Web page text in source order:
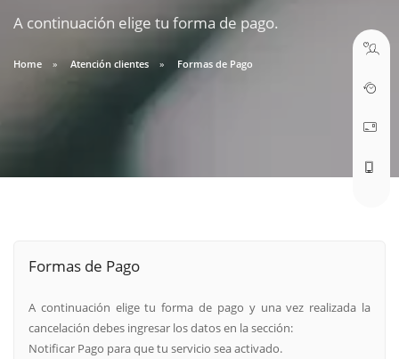
A continuación elige tu forma de pago.
Home Atención clientes Formas de Pago
Formas de Pago
A continuación elige tu forma de pago y una vez realizada la
cancelación debes ingresar los datos en la sección:
Notificar Pago para que tu servicio sea activado.
soporte@webseo.cl